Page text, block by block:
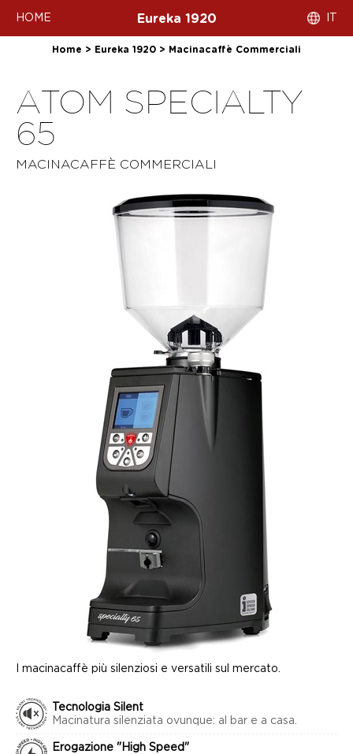
HOME Eureka 1920
Home > Eureka 1920 > Macinacaffè Commerciali
ATOM SPECIALTY
65
MACINACAFFÈ COMMERCIALI
I macinacaffè più silenziosi e versatili sul mercato.
Tecnologia Silent
Macinatura silenziata ovunque: al bar e a casa.
Erogazione "High Speed"